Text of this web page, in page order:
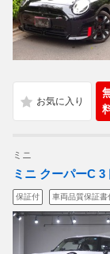
ミニ
ミニ クーパーC
保証付 車両品質保証書